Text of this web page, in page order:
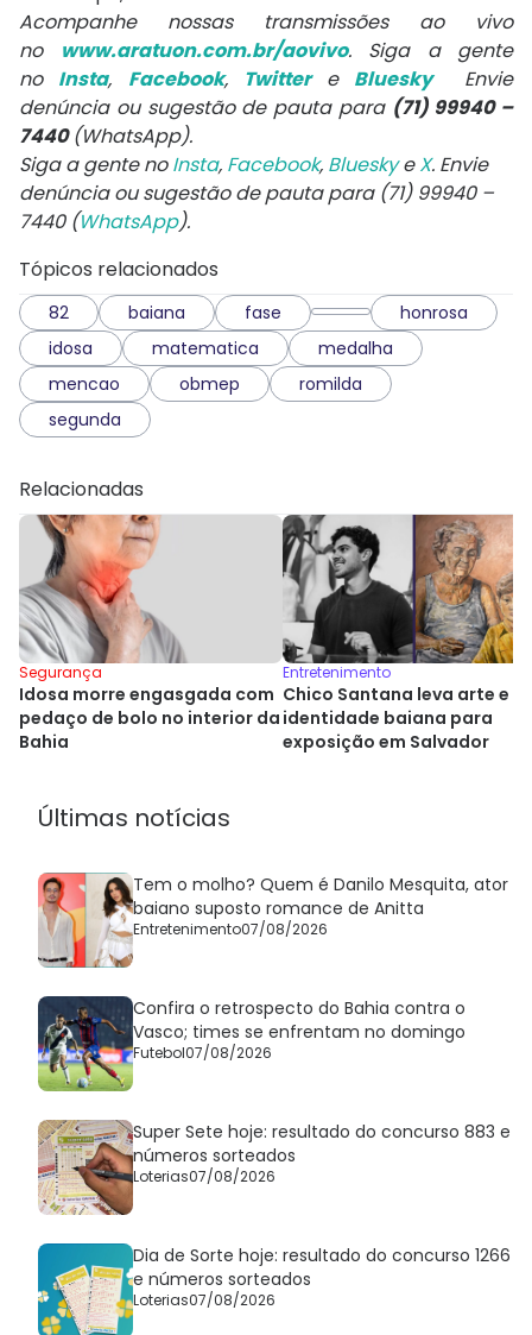
Acompanhe nossas transmissões ao vivo
no
www.aratuon.com.br/aovivo. Siga a gente
no Insta, Facebook, Twittere BlueskyEnvie
denúncia ou sugestão de pauta para (71) 99940 –
7440(WhatsApp).
Siga a gente noInsta, Facebook, BlueskyeX. Envie
denúncia ou sugestão de pauta para (71) 99940 –
7440 (WhatsApp).
Tópicos relacionados
82 baiana fase
honrosa
idosa
matematica
medalha
mencao
obmep
romilda
segunda
Relacionadas
Segurança
Idosa morre engasgada com
pedaço de bolo no interior da
Bahia
Entretenimento
Chico Santana leva arte e
identidade baiana para
exposição em Salvador
Últimas notícias
Tem o molho? Quem é Danilo Mesquita, ator
baiano suposto romance de Anitta
Entretenimento07/08/2026
Confira o retrospecto do Bahia contra o
Vasco; times se enfrentam no domingo
Futebol07/08/2026
Super Sete hoje: resultado do concurso 883 e
números sorteados
Loterias07/08/2026
Dia de Sorte hoje: resultado do concurso 1266
e números sorteados
Loterias07/08/2026